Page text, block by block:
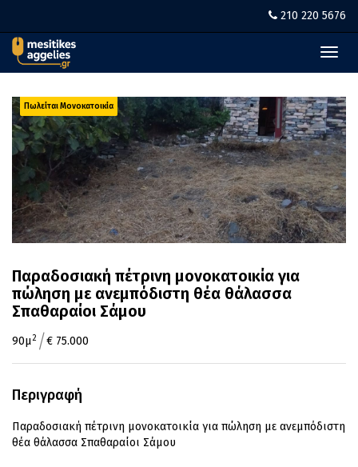
210 220 5676
Πωλείται Μονοκατοικία
Παραδοσιακή πέτρινη μονοκατοικία για
πώληση με ανεμπόδιστη θέα θάλασσα
Σπαθαραίοι Σάμου
90μ2 /€ 75.000
Περιγραφή
Παραδοσιακή πέτρινη μονοκατοικία για πώληση με ανεμπόδιστη
θέα θάλασσα Σπαθαραίοι Σάμου